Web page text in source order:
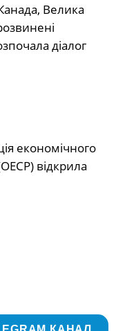
Велика
діалог
економічного
відкрила